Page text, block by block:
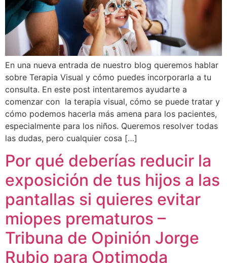
En una nueva entrada de nuestro blog queremos hablar
sobre Terapia Visual y cómo puedes incorporarla a tu
consulta. En este post intentaremos ayudarte a
comenzar con la terapia visual, cómo se puede tratar y
cómo podemos hacerla más amena para los pacientes,
especialmente para los niños. Queremos resolver todas
las dudas, pero cualquier cosa […]
Por qué deberías reducir la
exposición de tus hijos a las
pantallas si quieres evitar
miopes prematuros –
Tribuna de Opinión Jorge
Rubio para Optimoda